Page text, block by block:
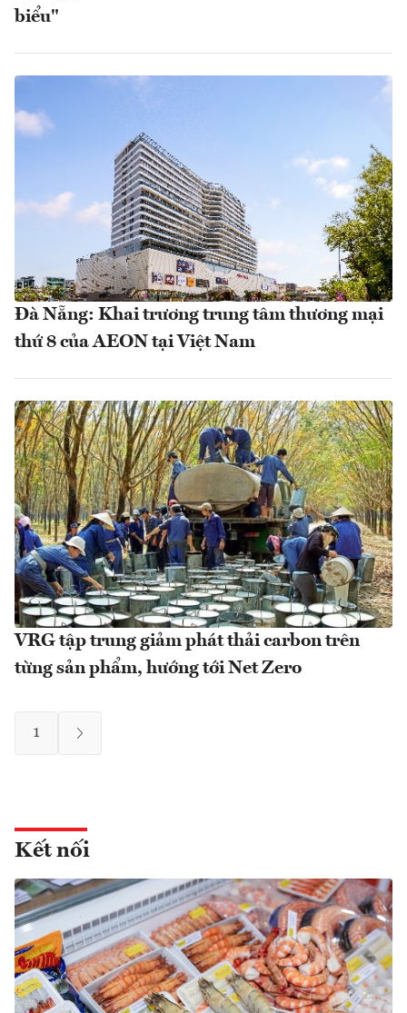
biểu"
Đà Nẵng: Khai trương trung tâm thương mại
thứ 8 của AEON tại Việt Nam
VRG tập trung giảm phát thải carbon trên
từng sản phẩm, hướng tới Net Zero
1
Kết nối